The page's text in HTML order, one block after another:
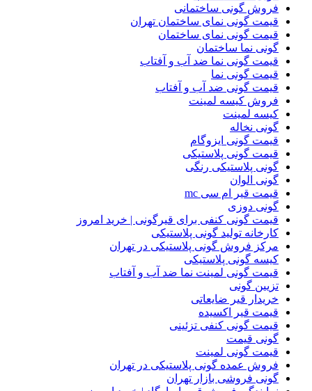
فروش گونی ساختمانی
قیمت گونی نمای ساختمان تهران
قیمت گونی نمای ساختمان
گونی نما ساختمان
قیمت گونی نما ضد آب و آفتاب
قیمت گونی نما
قیمت گونی ضد آب و آفتاب
فروش کیسه لمینت
کیسه لمینت
گونی نخاله
قیمت گونی ایزوگام
قیمت گونی پلاستیکی
گونی پلاستیکی رنگی
گونی الوان
قیمت قیر ام سی mc
گونی دوزی
قیمت گونی کنفی برای قیرگونی | خرید امروز
کارخانه تولید گونی پلاستیکی
مرکز فروش گونی پلاستیکی در تهران
کیسه گونی پلاستیکی
قیمت گونی لمینت نما ضد آب و آفتاب
تزیین گونی
خریدار قیر ضایعاتی
قیمت قیر اکسیده
قیمت گونی کنفی تزئینی
گونی قیمت
قیمت گونی لمینت
فروش عمده گونی پلاستیکی در تهران
گونی فروشی بازار تهران